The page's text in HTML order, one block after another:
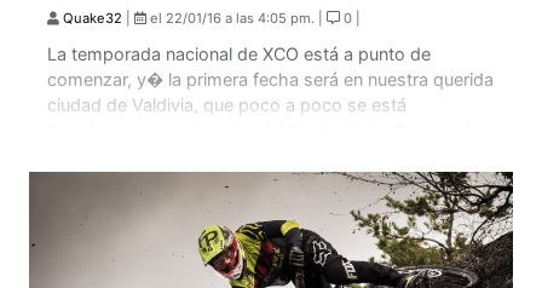
Quake32 el 22/01/16 a las 4:05 pm. | 0 |
La temporada nacional de XCO está a punto de
comenzar, y� la primera fecha será en nuestra querida
ciudad de Valdivia, que poco a poco se está
estamos preparando con todo!. El circuito tendrá su